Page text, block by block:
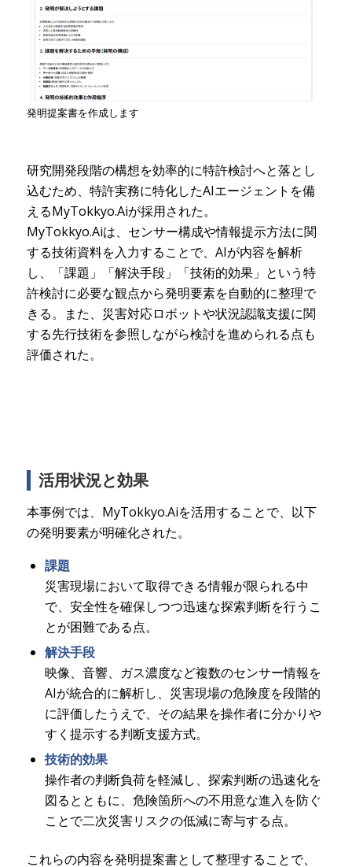
発明提案書を作成します
研究開発段階の構想を効率的に特許検討へと落とし
込むため、特許実務に特化したAIエージェントを備
えるMyTokkyo.Aiが採用された。
MyTokkyo.Aiは、センサー構成や情報提示方法に関
する技術資料を入力することで、AIが内容を解析
し、「課題」「解決手段」「技術的効果」という特
許検討に必要な観点から発明要素を自動的に整理で
きる。また、災害対応ロボットや状況認識支援に関
する先行技術を参照しながら検討を進められる点も
評価された。
活用状況と効果
本事例では、MyTokkyo.Aiを活用することで、以下
の発明要素が明確化された。
課題
災害現場において取得できる情報が限られる中
で、安全性を確保しつつ迅速な探索判断を行うこ
とが困難である点。
解決手段
映像、音響、ガス濃度など複数のセンサー情報を
AIが統合的に解析し、災害現場の危険度を段階的
に評価したうえで、その結果を操作者に分かりや
すく提示する判断支援方式。
技術的効果
操作者の判断負荷を軽減し、探索判断の迅速化を
図るとともに、危険箇所への不用意な進入を防ぐ
ことで二次災害リスクの低減に寄与する点。
これらの内容を発明提案書として整理することで、